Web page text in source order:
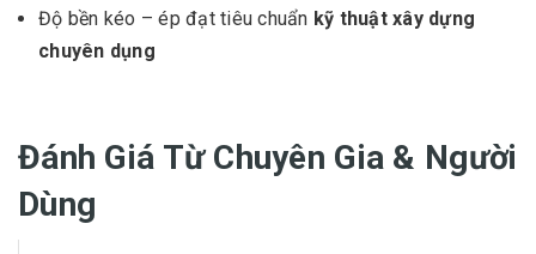
Độ bền kéo – ép đạt tiêu chuẩn kỹ thuật xây dựng
chuyên dụng
Đánh Giá Từ Chuyên Gia & Người
Dùng